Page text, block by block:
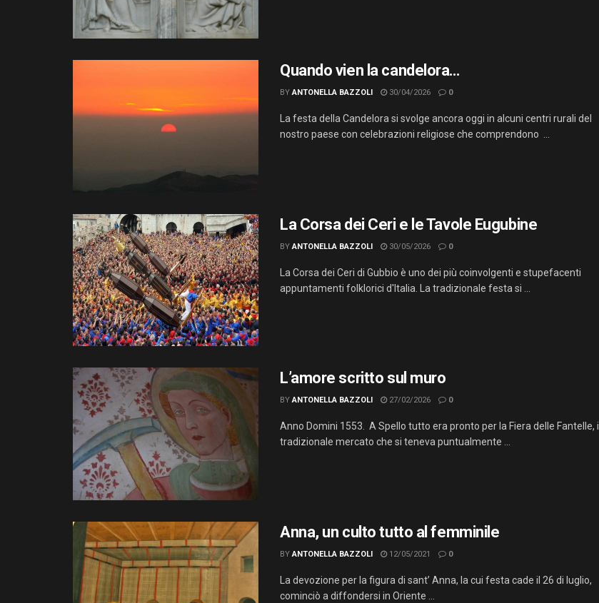
Quando vien la candelora…
BY ANTONELLA BAZZOLI 30/04/2026 0
La festa della Candelora si svolge ancora oggi in alcuni centri rurali del
nostro paese con celebrazioni religiose che comprendono ...
La Corsa dei Ceri e le Tavole Eugubine
BY ANTONELLA BAZZOLI 30/05/2026 0
La Corsa dei Ceri di Gubbio è uno dei più coinvolgenti e stupefacenti
appuntamenti folklorici d'Italia. La tradizionale festa si ...
L’amore scritto sul muro
BY ANTONELLA BAZZOLI 27/02/2026 0
Anno Domini 1553. A Spello tutto era pronto per la Fiera delle Fantelle, il
tradizionale mercato che si teneva puntualmente ...
Anna, un culto tutto al femminile
BY ANTONELLA BAZZOLI 12/05/2021 0
La devozione per la figura di sant’ Anna, la cui festa cade il 26 di luglio,
cominciò a diffondersi in Oriente ...